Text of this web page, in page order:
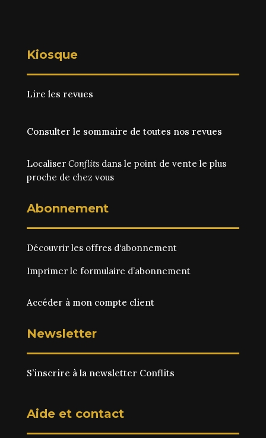
Kiosque
Lire les revues
Consulter le sommaire de toutes nos revues
Localiser Conflitsdans le point de vente le plus
proche de chez vous
Abonnement
Découvrir les offres d‘abonnement
Imprimer le formulaire d’abonnement
Accéder à mon compte client
Newsletter
S’inscrire à la newsletter Conflits
Aide et contact